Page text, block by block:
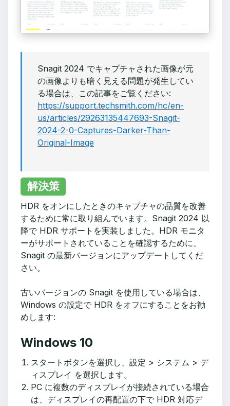
Snagit 2024 でキャプチャされた画像が元
の画像よりも暗く見える問題が発生してい
る場合は、この記事をご覧ください:
https://support.techsmith.com/hc/en-
us/articles/29263135447693-Snagit-
2024-2-0-Captures-Darker-Than-
Original-Image
解決策
HDR をオンにしたときのキャプチャの品質を改善
するために常に取り組んでいます。Snagit 2024 以
降で HDR サポートを実装しました。HDR モニタ
ーがサポートされていることを確認するために、
Snagit の最新バージョンにアップデートしてくだ
さい。
古いバージョンの Snagit を使用している場合は、
Windows の設定で HDR をオフにすることをお勧
めします:
Windows 10
スタートボタンを選択し、設定 > システム > デ
ィスプレイ を選択します。
PC に複数のディスプレイが接続されている場合
は、ディスプレイの再配置の下で HDR 対応デ